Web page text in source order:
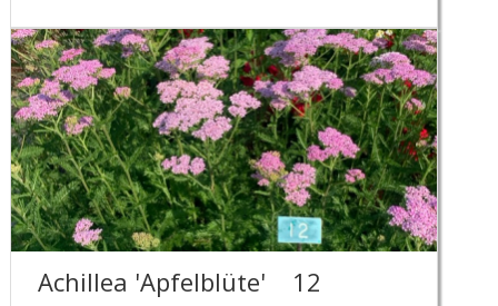
Achillea 'Apfelblüte' 12